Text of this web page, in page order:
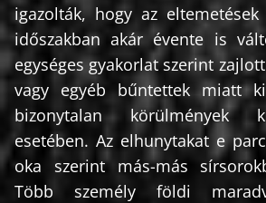
igazolták, hogy az
időszakban akár évente is
egységes gyakorlat szerint
vagy egyéb bűntettek miatt
bizonytalan körülmények
esetében. Az elhunytakat e
oka szerint más-más
Több személy földi